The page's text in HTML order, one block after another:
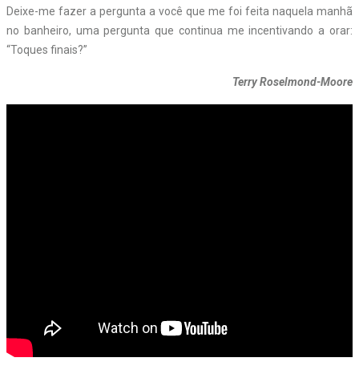
Deixe-me fazer a pergunta a você que me foi feita naquela manhã
no banheiro, uma pergunta que continua me incentivando a orar:
“Toques finais?”
TerryRoselmond-Moore